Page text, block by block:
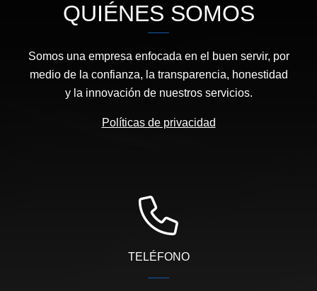
QUIÉNES SOMOS
Somos una empresa enfocada en el buen servir, por
medio de la confianza, la transparencia, honestidad
y la innovación de nuestros servicios.
Políticas de privacidad
TELÉFONO